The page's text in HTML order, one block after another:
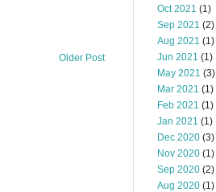
Older Post
Oct 2021 (1)
Sep 2021 (2)
Aug 2021 (1)
Jun 2021 (1)
May 2021 (3)
Mar 2021 (1)
Feb 2021 (1)
Jan 2021 (1)
Dec 2020 (3)
Nov 2020 (1)
Sep 2020 (2)
Aug 2020 (1)